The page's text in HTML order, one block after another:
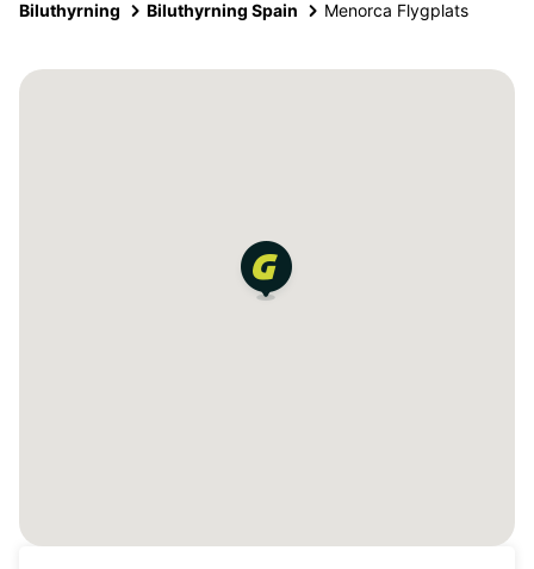
Biluthyrning Biluthyrning Spain Menorca Flygplats